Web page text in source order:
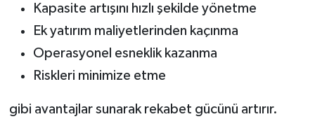
Kapasite artışını hızlı şekilde yönetme
Ek yatırım maliyetlerinden kaçınma
Operasyonel esneklik kazanma
Riskleri minimize etme
gibi avantajlar sunarak rekabet gücünü artırır.